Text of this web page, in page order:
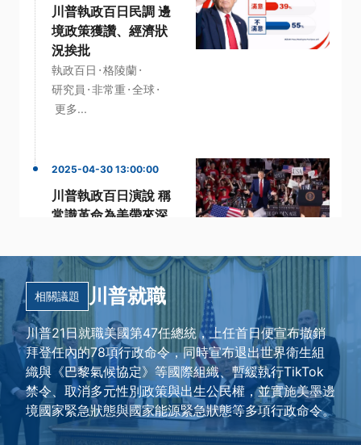
川普執政百日民調 邊
境政策獲讚、經濟狀
況挨批
執政百日 ·格陵蘭·
研究員 ·非常重·全球·
更多...
2025-04-30 13:00:00
川普執政百日演說 稱
常識革命為美帶來深
執政百日·密西根州·
汽車關稅
美國總統 · 更多...
相關議題 川普就職
川普21日就職美國第47任總統，上任首日便宣布撤銷
拜登任內的78項行政命令，同時宣布退出世界衛生組
織與《巴黎氣候協定》等國際組織、暫緩執行TikTok
禁令、取消多元性別政策與出生公民權，並實施美墨邊
境國家緊急狀態與國家能源緊急狀態等多項行政命令。